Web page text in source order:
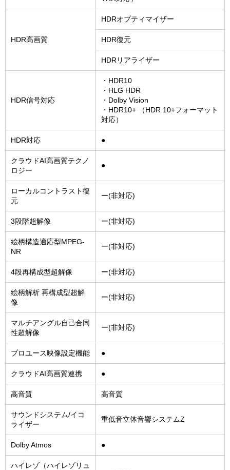
HDR高画質
HDRオプティマイザー
HDR復元
HDRリアライザー
HDR信号対応
・HDR10
・HLG HDR
・Dolby Vision
・HDR10+ （HDR 10+フォーマット
対応）
HDR対応 ●
クラウドAI高画質テクノ
ロジー
●
ローカルコントラスト復
元
ー(非対応)
3段階超解像 ー(非対応)
絵柄構造適応型MPEG-
NR
ー(非対応)
4段再構成型超解像 ー(非対応)
絵柄解析 再構成型超解
像
ー(非対応)
マルチアングル自己合同
性超解像
ー(非対応)
プロユース映像設定機能 ●
クラウドAI高画質連携 ●
高音質 高音質
サウンドシステム/イコ
ライザー
重低音立体音響システムZ
Dolby Atmos ●
ハイレゾ（ハイレゾリュ